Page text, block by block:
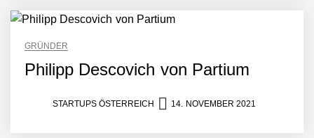
GRÜNDER
Philipp Descovich von Partium
STARTUPS ÖSTERREICH 14. NOVEMBER 2021
Crqlar: Wie ein
Manuel Messner von